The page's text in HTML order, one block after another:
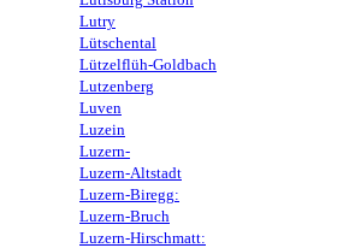
Lutry
Lütschental
Lützelflüh-Goldbach
Lutzenberg
Luven
Luzein
Luzern-
Luzern-Altstadt
Luzern-Biregg:
Luzern-Bruch
Luzern-Hirschmatt: